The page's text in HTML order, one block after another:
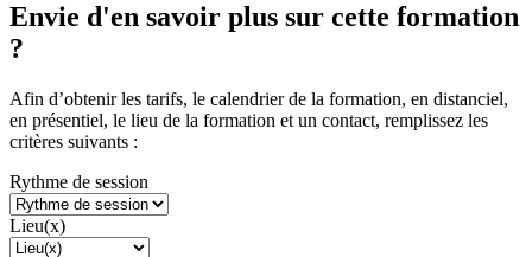
Envie d'en savoir plus sur cette formation
?
Afin d’obtenir les tarifs, le calendrier de la formation, en distanciel,
en présentiel, le lieu de la formation et un contact, remplissez les
critères suivants :
Rythme de session
Lieu(x)